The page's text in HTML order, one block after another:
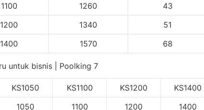
1100 1260 43
1200 1340 51
1400 1570 68
KS1050 KS1100 KS1200
KS1400
1050 1100 1200 1400